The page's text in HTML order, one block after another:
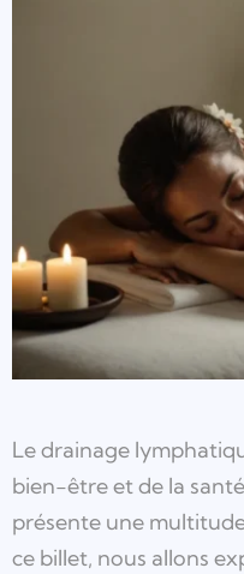
Le drainage
bien-être et de la
présente une
ce billet, nous allons